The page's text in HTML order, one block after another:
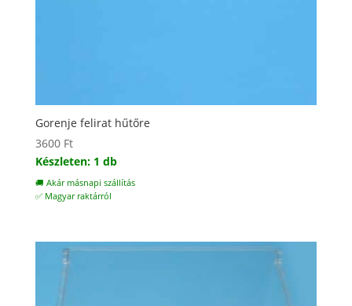
Gorenje felirat hűtőre
3600 Ft
Készleten: 1 db
🚚 Akár másnapi szállítás
✅ Magyar raktárról